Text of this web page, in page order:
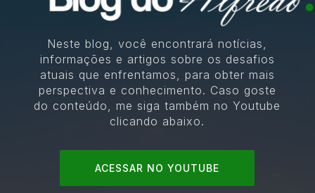
Neste blog, você encontrará notícias,
informações e artigos sobre os desafios
atuais que enfrentamos, para obter mais
perspectiva e conhecimento. Caso goste
do conteúdo, me siga também no Youtube
clicando abaixo.
ACESSAR NO YOUTUBE